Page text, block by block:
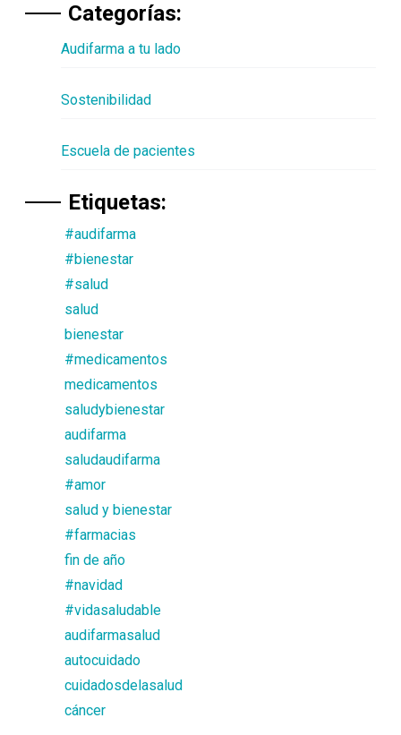
Categorías:
Audifarma a tu lado
Sostenibilidad
Escuela de pacientes
Etiquetas:
#audifarma
#bienestar
#salud
salud
bienestar
#medicamentos
medicamentos
saludybienestar
audifarma
saludaudifarma
#amor
salud y bienestar
#farmacias
fin de año
#navidad
#vidasaludable
audifarmasalud
autocuidado
cuidadosdelasalud
cáncer